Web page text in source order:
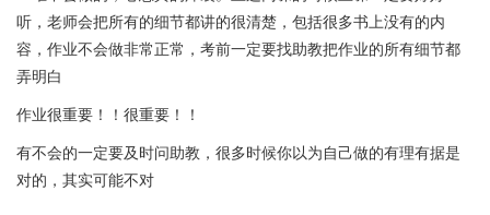
听，老师会把所有的细节都讲的很清楚，包括很多书上没有的内
容，作业不会做非常正常，考前一定要找助教把作业的所有细节都
弄明白
作业很重要！！很重要！！
有不会的一定要及时问助教，很多时候你以为自己做的有理有据是
对的，其实可能不对